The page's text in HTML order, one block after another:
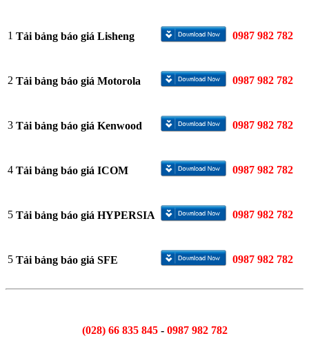
1 Tải bảng báo giá Lisheng 0987 982 782
2 Tải bảng báo giá Motorola 0987 982 782
3 Tải bảng báo giá Kenwood 0987 982 782
4 Tải bảng báo giá ICOM 0987 982 782
5 Tải bảng báo giá HYPERSIA 0987 982 782
5 Tải bảng báo giá SFE 0987 982 782
(028) 66 835 845 - 0987 982 782